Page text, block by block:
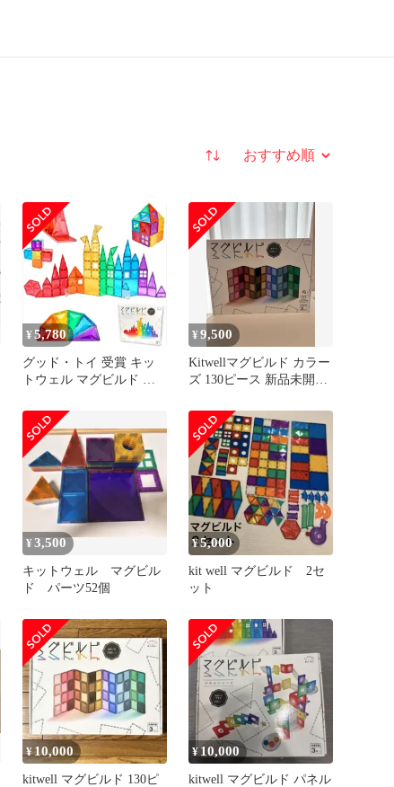
並び替え
¥ 5,780
グッド・トイ 受賞 キッ
トウェル マグビルド ベ
知育玩
具//735104/X000W2GVRH
¥9,500
Kitwellマグビルド カラー
ズ 130ピース 新品未開封
¥3,500
キットウェル マグビル
ド パーツ52個
¥5,000
kit well マグビルド 2セ
ット
¥ 10,000
kitwell マグビルド 130ピ
¥ 10,000
kitwell マグビルド パネル